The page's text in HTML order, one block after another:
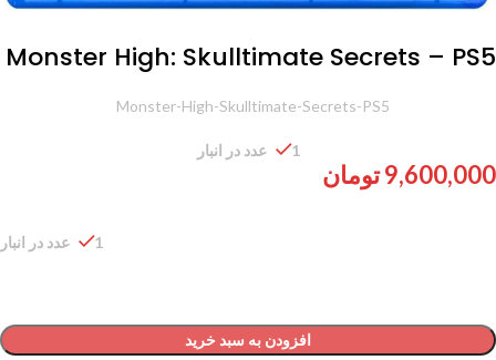
Monster High: Skulltimate Secrets – PS5
Monster-High-Skulltimate-Secrets-PS5
9,600,000تومان
1 عدد در انبار
1 عدد در انبار
افزودن به سبد خرید